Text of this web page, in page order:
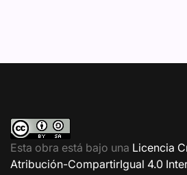
Esta obra está bajo una Licencia
Atribución-CompartirIgual 4.0